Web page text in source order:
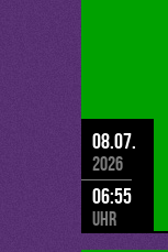
08.07.
2026
06:55
Uhr